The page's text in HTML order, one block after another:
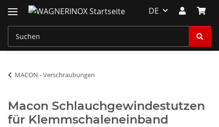
DE
MACON - Verschraubungen
Macon Schlauchgewindestutzen
für Klemmschaleneinband